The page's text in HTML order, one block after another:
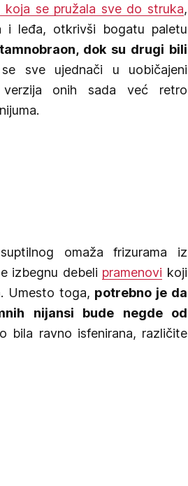
koja se pružala sve do struka,
i leđa, otkrivši bogatu paletu
dok su drugi bili
sve ujednači u uobičajeni
onih sada već retro
omaža frizurama iz
izbegnu debeli pramenovi koji
Umesto toga, potrebno je da
nijansi bude negde od
bila ravno isfenirana, različite